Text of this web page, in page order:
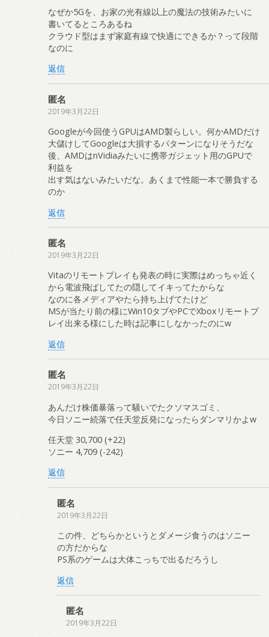
なぜか5Gを、お家の光有線以上の魔法の技術みたいに
書いてるところあるね
クラウド型はまず家庭有線で快適にできるか？って段階
なのに
返信
匿名
2019年3月22日
Googleが今回使うGPUはAMD製らしい。何かAMDだけ
大儲けしてGoogleは大損するパターンになりそうだな
後、AMDはnVidiaみたいに携帯ガジェット用のGPUで
利益を
出す気はないみたいだな。あくまで性能一本で勝負する
のか
返信
匿名
2019年3月22日
Vitaのリモートプレイも発表の時に実際はめっちゃ近く
から電波飛ばしてたの隠してイキってたからな
なのに各メディアやたら持ち上げてたけど
MSが当たり前の様にWin10タブやPCでXboxリモートプ
レイ出来る様にした時は記事にしなかったのにw
返信
匿名
2019年3月22日
あんだけ株価暴落って騒いでたクソマスゴミ、
今日ソニー続落で任天堂反発になったらダンマリかよw
任天堂 30,700 (+22)
ソニー 4,709 (-242)
返信
匿名
2019年3月22日
この件、どちらかというとダメージ食うのはソニー
の方だからな
PS系のゲームは大体こっちで出るだろうし
返信
匿名
2019年3月22日